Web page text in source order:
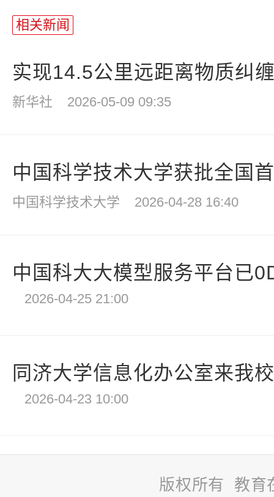
相关新闻
实现14.5公里远距离物质纠
新华社 2026-05-09 09:35
中国科学技术大学获批全国
中国科学技术大学 2026-04-28 16:40
中国科大大模型服务平台已
2026-04-25 21:00
同济大学信息化办公室来我
2026-04-23 10:00
版权所有 教育